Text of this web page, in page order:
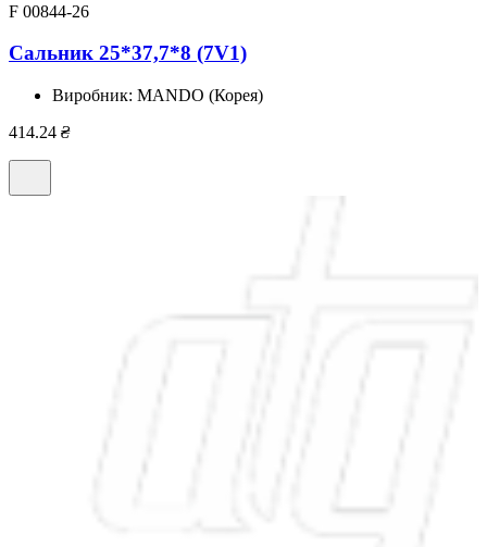
F 00844-26
Сальник 25*37,7*8 (7V1)
Виробник: MANDO (Корея)
414.24 ₴